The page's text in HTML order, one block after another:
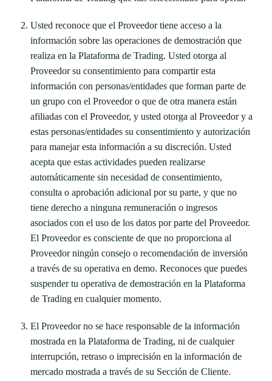
Usted reconoce que el Proveedor tiene acceso a la
información sobre las operaciones de demostración que
realiza en la Plataforma de Trading. Usted otorga al
Proveedor su consentimiento para compartir esta
información con personas/entidades que forman parte de
un grupo con el Proveedor o que de otra manera están
afiliadas con el Proveedor, y usted otorga al Proveedor y a
estas personas/entidades su consentimiento y autorización
para manejar esta información a su discreción. Usted
acepta que estas actividades pueden realizarse
automáticamente sin necesidad de consentimiento,
consulta o aprobación adicional por su parte, y que no
tiene derecho a ninguna remuneración o ingresos
asociados con el uso de los datos por parte del Proveedor.
El Proveedor es consciente de que no proporciona al
Proveedor ningún consejo o recomendación de inversión
a través de su operativa en demo. Reconoces que puedes
suspender tu operativa de demostración en la Plataforma
de Trading en cualquier momento.
El Proveedor no se hace responsable de la información
mostrada en la Plataforma de Trading, ni de cualquier
interrupción, retraso o imprecisión en la información de
mercado mostrada a través de su Sección de Cliente.